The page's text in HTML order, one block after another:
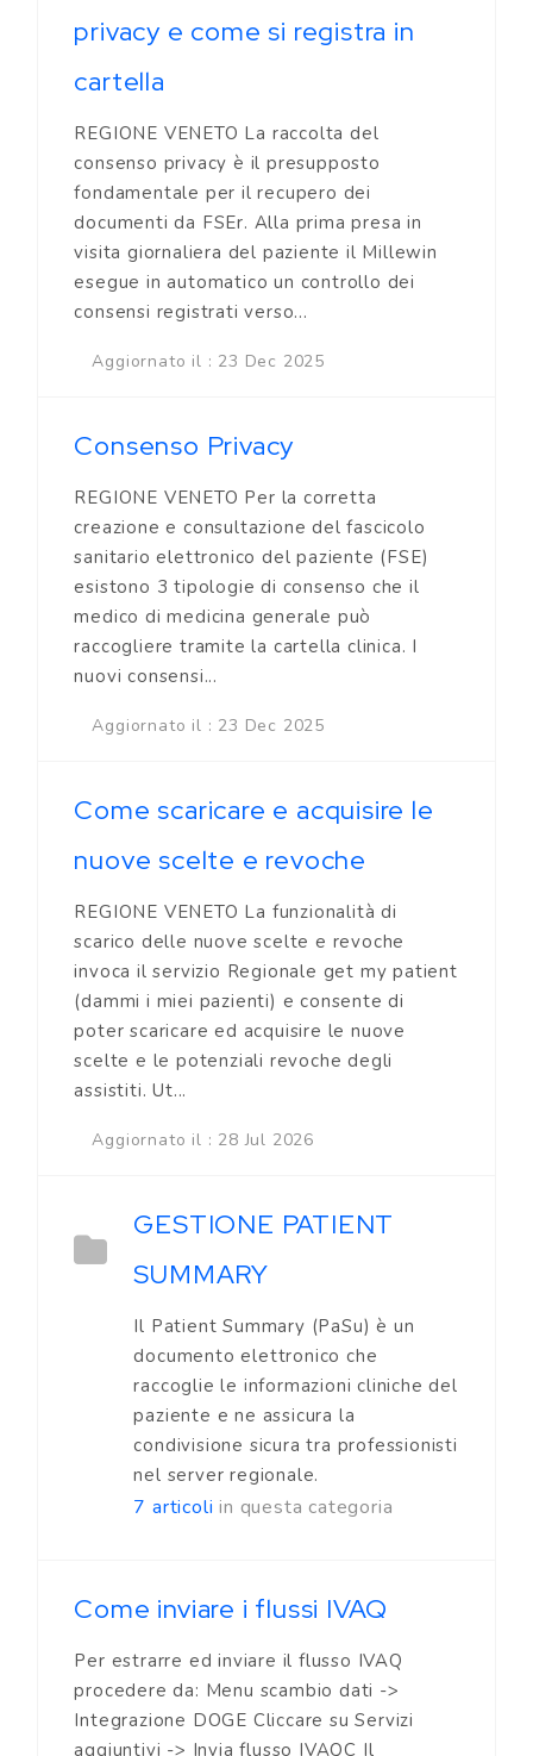
privacy e come si registra in
cartella
REGIONE VENETO La raccolta del
consenso privacy è il presupposto
fondamentale per il recupero dei
documenti da FSEr. Alla prima presa in
visita giornaliera del paziente il Millewin
esegue in automatico un controllo dei
consensi registrati verso...
Aggiornato il : 23 Dec 2025
Consenso Privacy
REGIONE VENETO Per la corretta
creazione e consultazione del fascicolo
sanitario elettronico del paziente (FSE)
esistono 3 tipologie di consenso che il
medico di medicina generale può
raccogliere tramite la cartella clinica. I
nuovi consensi...
Aggiornato il : 23 Dec 2025
Come scaricare e acquisire le
nuove scelte e revoche
REGIONE VENETO La funzionalità di
scarico delle nuove scelte e revoche
invoca il servizio Regionale get my patient
(dammi i miei pazienti) e consente di
poter scaricare ed acquisire le nuove
scelte e le potenziali revoche degli
assistiti. Ut...
Aggiornato il : 28 Jul 2026
GESTIONE PATIENT
SUMMARY
Il Patient Summary (PaSu) è un
documento elettronico che
raccoglie le informazioni cliniche del
paziente e ne assicura la
condivisione sicura tra professionisti
nel server regionale.
7 articoliin questa categoria
Come inviare i flussi IVAQ
Per estrarre ed inviare il flusso IVAQ
procedere da: Menu scambio dati ->
Integrazione DOGE Cliccare su Servizi
aggiuntivi -> Invia flusso IVAQC Il